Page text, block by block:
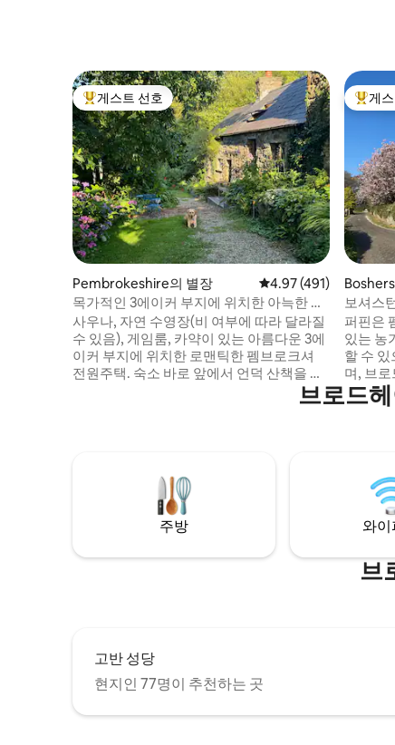
상위 게스트 선호
게스트 선호
Pembrokeshire의 별장 평점 4.97점(5점 만점),
4.97 (491)
목가적인 3에이커 부지에 위치한 아늑한 웨
일스 전원주택
사우나, 자연 수영장(비 여부에 따라 달라질
수 있음), 게임룸, 카약이 있는 아름다운 3에
이커 부지에 위치한 로맨틱한 펨브로크셔
전원주택. 숙소 바로 앞에서 언덕 산책을 즐
길 수 있으며, 근처에 멋진 해변과 절벽 산책
로가 있습니다. 편안한 킹사이즈 침대에서
된 주방. 화덕과 바비큐 시설이 있는 야외 좌
석 공간. 광섬유 인터넷, 스마트 TV(넷플릭
스 등). 예의 바른 개 2마리를 환영합니다.
상위
게
보셔스
퍼핀은
있는 농
할 수
며, 브로
연못/
가까운
윈 1개
형 전
반려견
브로드
주방 와이
브
고반 성당
현지인 77명이 추천하는 곳